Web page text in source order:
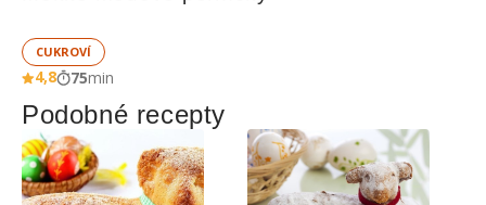
CUKROVÍ
4,8 75min
Podobné recepty